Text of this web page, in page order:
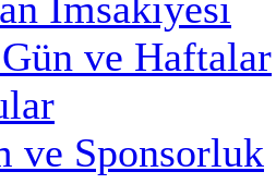
ve Haftalar
ve Sponsorluk